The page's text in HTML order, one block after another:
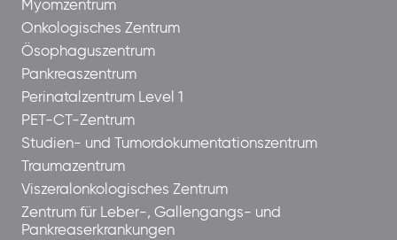
Myomzentrum
Onkologisches Zentrum
Ösophaguszentrum
Pankreaszentrum
Perinatalzentrum Level 1
PET-CT-Zentrum
Studien- und Tumordokumentationszentrum
Traumazentrum
Viszeralonkologisches Zentrum
Zentrum für Leber-, Gallengangs- und
Pankreaserkrankungen